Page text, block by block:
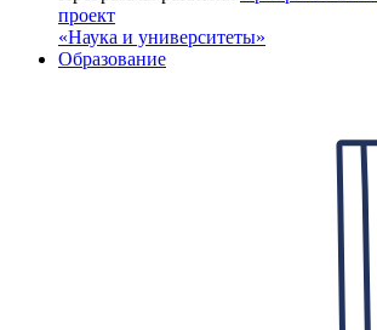
проект
«Наука и университеты»
Образование